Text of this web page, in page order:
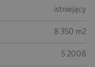
istniejący
8 350 m2
5 2008